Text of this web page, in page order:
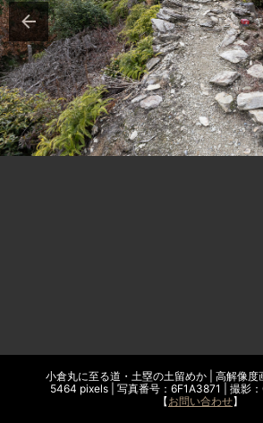
小倉丸に至る道・土塁の土留めか | 高解像度
5464 pixels | 写真番号：6F1A3871 | 撮影
【お問い合わせ】